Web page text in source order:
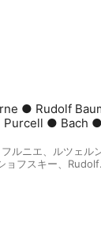
● Rudolf
Purcell ● Bach
ルニエ
ルツェル
ョフスキー
Rudolf